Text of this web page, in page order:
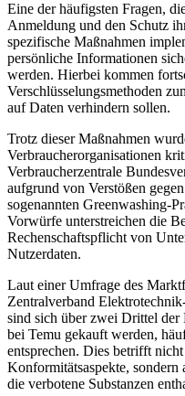
Eine der häufigsten Fragen,
Anmeldung und den Schutz
spezifische Maßnahmen
persönliche Informationen
werden. Hierbei kommen
Verschlüsselungsmethoden
auf Daten verhindern sollen.
Trotz dieser Maßnahmen
Verbraucherorganisationen
Verbraucherzentrale
aufgrund von Verstößen
sogenannten Greenwashing-
Vorwürfe unterstreichen die
Rechenschaftspflicht von
Nutzerdaten.
Laut einer Umfrage des
Zentralverband
sind sich über zwei Drittel der
bei Temu gekauft werden,
entsprechen. Dies betrifft
Konformitätsaspekte,
die verbotene Substanzen